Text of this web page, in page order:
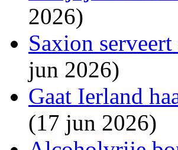
2026)
Saxion
jun 2026)
Gaat Ierland
(17 jun 2026)